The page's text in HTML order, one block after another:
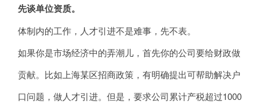
先谈单位资质。
体制内的工作，人才引进不是难事，先不表。
如果你是市场经济中的弄潮儿，首先你的公司要给财政做
贡献。比如上海某区招商政策，有明确提出可帮助解决户
口问题，做人才引进。但是，要求公司累计产税超过1000